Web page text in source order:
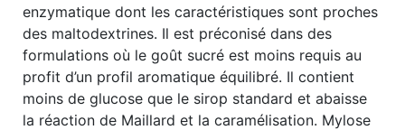
enzymatique dont les caractéristiques sont proches
des maltodextrines. Il est préconisé dans des
formulations où le goût sucré est moins requis au
profit d’un profil aromatique équilibré. Il contient
moins de glucose que le sirop standard et abaisse
la réaction de Maillard et la caramélisation. Mylose